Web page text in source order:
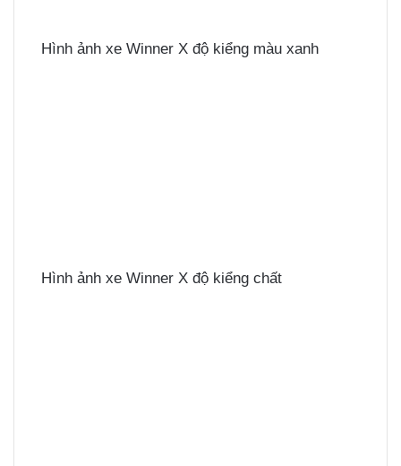
Hình ảnh xe Winner X độ kiểng màu xanh
Hình ảnh xe Winner X độ kiểng chất